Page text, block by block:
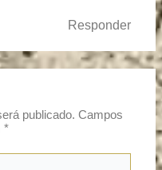
Responder
publicado. Campos
*